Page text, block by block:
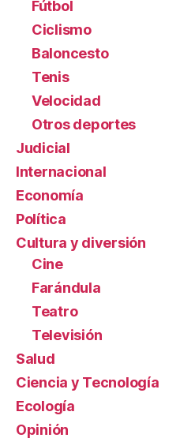
Fútbol
Ciclismo
Baloncesto
Tenis
Velocidad
Otros deportes
Judicial
Internacional
Economía
Política
Cultura y diversión
Cine
Farándula
Teatro
Televisión
Salud
Ciencia y Tecnología
Ecología
Opinión